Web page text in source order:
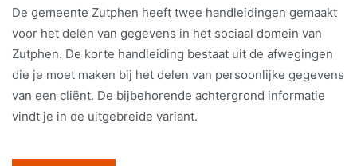
De gemeente Zutphen heeft twee handleidingen gemaakt
voor het delen van gegevens in het sociaal domein van
Zutphen. De korte handleiding bestaat uit de afwegingen
die je moet maken bij het delen van persoonlijke gegevens
van een cliënt. De bijbehorende achtergrond informatie
vindt je in de uitgebreide variant.